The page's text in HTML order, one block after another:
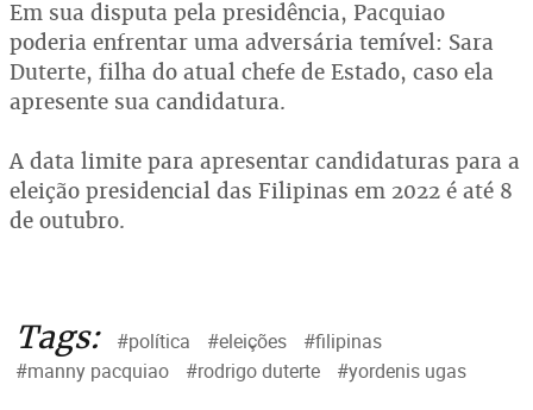
Em sua disputa pela presidência, Pacquiao
poderia enfrentar uma adversária temível: Sara
Duterte, filha do atual chefe de Estado, caso ela
apresente sua candidatura.
A data limite para apresentar candidaturas para a
eleição presidencial das Filipinas em 2022 é até 8
de outubro.
Tags: #política #eleições
#filipinas
#manny pacquiao
#rodrigo duterte #yordenis ugas